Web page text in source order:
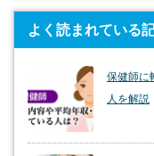
よく読まれている
保健師に
人を解説